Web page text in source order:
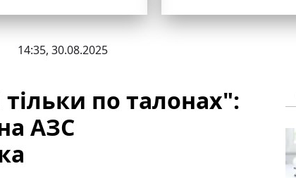
14:35, 30.08.2025
по талонах":
АЗС